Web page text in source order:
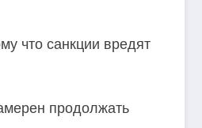
что санкции вредят
продолжать